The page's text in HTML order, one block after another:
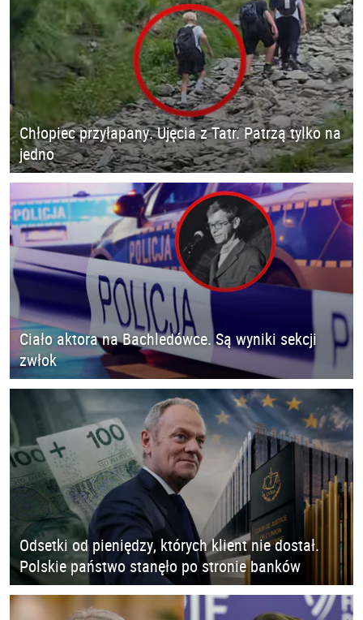
Chłopiec przyłapany. Ujęcia z Tatr. Patrzą tylko na
jedno
Ciało aktora na Bachledówce. Są wyniki sekcji
zwłok
Odsetki od pieniędzy, których klient nie dostał.
Polskie państwo stanęło po stronie banków